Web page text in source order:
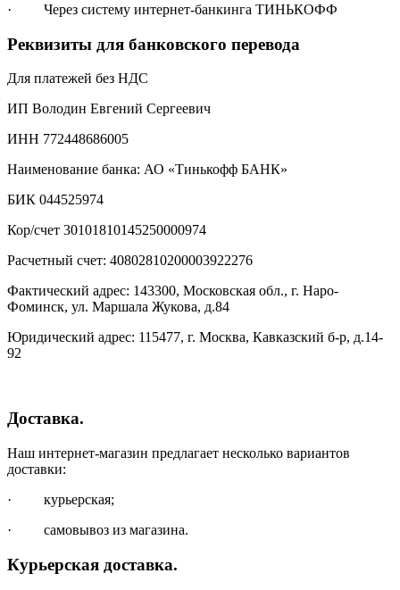
· Через систему интернет-банкинга ТИНЬКОФФ
Реквизиты для банковского перевода
Для платежей без НДС
ИП Володин Евгений Сергеевич
ИНН 772448686005
Наименование банка: АО «Тинькофф БАНК»
БИК 044525974
Кор/счет 30101810145250000974
Расчетный счет: 40802810200003922276
Фактический адрес: 143300, Московская обл., г. Наро-
Фоминск, ул. Маршала Жукова, д.84
Юридический адрес: 115477, г. Москва, Кавказский б-р, д.14-
92
Доставка.
Наш интернет-магазин предлагает несколько вариантов
доставки:
· курьерская;
· самовывоз из магазина.
Курьерская доставка.